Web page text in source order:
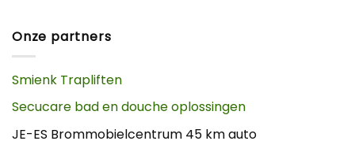
Onze partners
Smienk Trapliften
Secucare bad en douche oplossingen
JE-ES Brommobielcentrum 45 km auto